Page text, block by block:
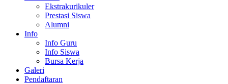
Ekstrakurikuler
Prestasi Siswa
Alumni
Info
Info Guru
Info Siswa
Bursa Kerja
Galeri
Pendaftaran